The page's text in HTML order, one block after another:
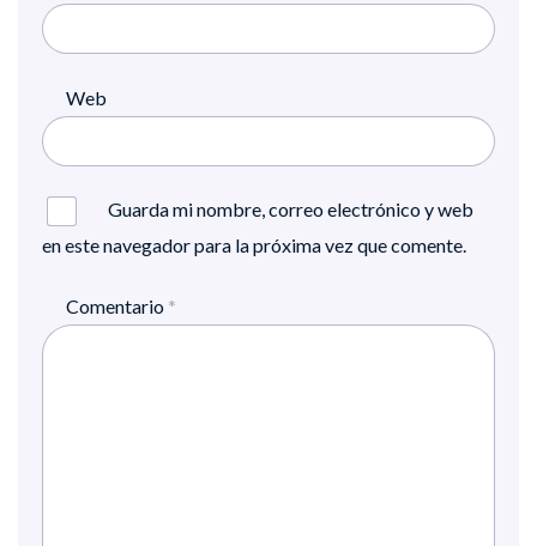
Web
Guarda mi nombre, correo electrónico y web
en este navegador para la próxima vez que comente.
Comentario *